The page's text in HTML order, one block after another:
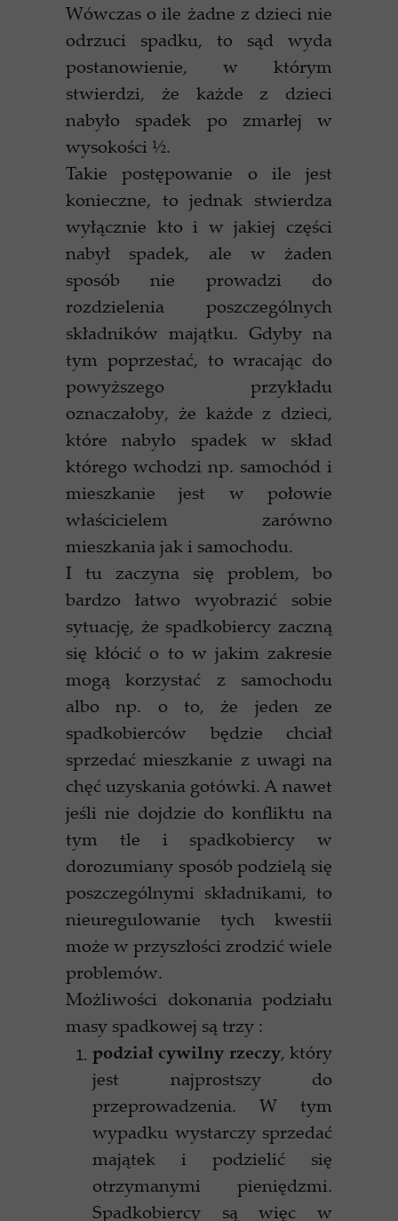
Wówczas o ile żadne z dzieci nie
odrzuci spadku, to sąd wyda
postanowienie, w którym
stwierdzi, że każde z dzieci
nabyło spadek po zmarłej w
wysokości ½.
Takie postępowanie o ile jest
konieczne, to jednak stwierdza
wyłącznie kto i w jakiej części
nabył spadek, ale w żaden
sposób nie prowadzi do
rozdzielenia poszczególnych
składników majątku. Gdyby na
tym poprzestać, to wracając do
powyższego przykładu
oznaczałoby, że każde z dzieci,
które nabyło spadek w skład
którego wchodzi np. samochód i
mieszkanie jest w połowie
właścicielem zarówno
mieszkania jak i samochodu.
I tu zaczyna się problem, bo
bardzo łatwo wyobrazić sobie
sytuację, że spadkobiercy zaczną
się kłócić o to w jakim zakresie
mogą korzystać z samochodu
albo np. o to, że jeden ze
spadkobierców będzie chciał
sprzedać mieszkanie z uwagi na
chęć uzyskania gotówki. A nawet
jeśli nie dojdzie do konfliktu na
tym tle i spadkobiercy w
dorozumiany sposób podzielą się
poszczególnymi składnikami, to
nieuregulowanie tych kwestii
może w przyszłości zrodzić wiele
problemów.
Możliwości dokonania podziału
masy spadkowej są trzy :
podział cywilny rzeczy, który
jest najprostszy do
przeprowadzenia. W tym
wypadku wystarczy sprzedać
majątek i podzielić się
otrzymanymi pieniędzmi.
Spadkobiercy są więc w